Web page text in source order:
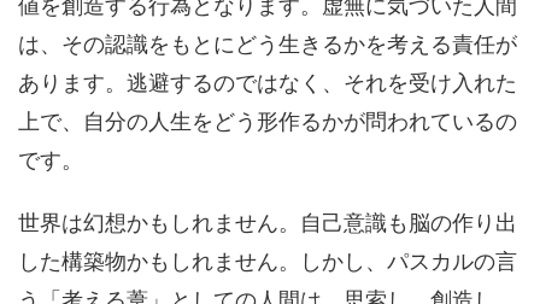
値を創造する行為となります。虚無に気づいた人間
は、その認識をもとにどう生きるかを考える責任が
あります。逃避するのではなく、それを受け入れた
上で、自分の人生をどう形作るかが問われているの
です。
世界は幻想かもしれません。自己意識も脳の作り出
した構築物かもしれません。しかし、パスカルの言